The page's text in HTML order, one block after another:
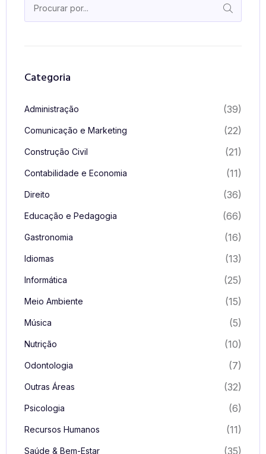
Categoria
Administração (39)
Comunicação e Marketing (22)
Construção Civil (21)
Contabilidade e Economia (11)
Direito (36)
Educação e Pedagogia (66)
Gastronomia (16)
Idiomas (13)
Informática (25)
Meio Ambiente (15)
Música (5)
Nutrição (10)
Odontologia (7)
Outras Áreas (32)
Psicologia (6)
Recursos Humanos (11)
Saúde & Bem-Estar (35)